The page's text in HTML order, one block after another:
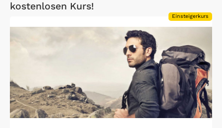
kostenlosen Kurs!
Einsteigerkurs